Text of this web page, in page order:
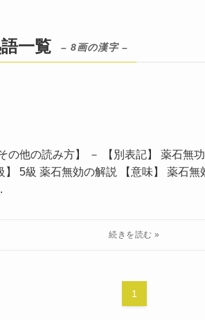
一覧 – 8画の漢字 –
の他の読み方】 － 【別表記】 薬石無
】 5級 薬石無効の解説 【意味】 薬石
1